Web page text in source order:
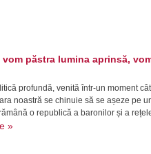
vom păstra lumina aprinsă,
profundă, venită într-un moment
noastră se chinuie să se așeze pe
o republică a baronilor și a
»